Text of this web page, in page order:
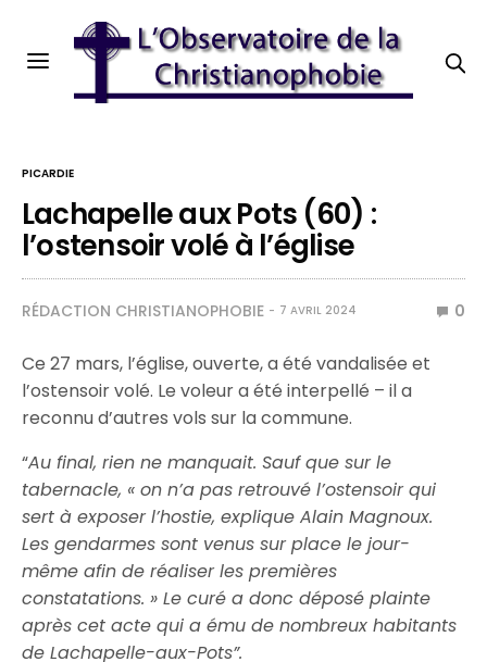
PICARDIE
Lachapelle aux Pots (60) :
l’ostensoir volé à l’église
RÉDACTION CHRISTIANOPHOBIE 7 AVRIL 2024 0
Ce 27 mars, l’église, ouverte, a été vandalisée et
l’ostensoir volé. Le voleur a été interpellé – il a
reconnu d’autres vols sur la commune.
“Au final, rien ne manquait. Sauf que sur le
tabernacle, « on n’a pas retrouvé l’ostensoir qui
sert à exposer l’hostie, explique Alain Magnoux.
Les gendarmes sont venus sur place le jour-
même afin de réaliser les premières
constatations. » Le curé a donc déposé plainte
après cet acte qui a ému de nombreux habitants
de Lachapelle-aux-Pots”.